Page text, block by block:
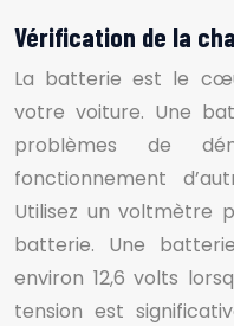
Vérification de la
La batterie est le
votre voiture. Une
problèmes de
fonctionnement
Utilisez un voltmètre
batterie. Une
environ 12,6 volts
tension est